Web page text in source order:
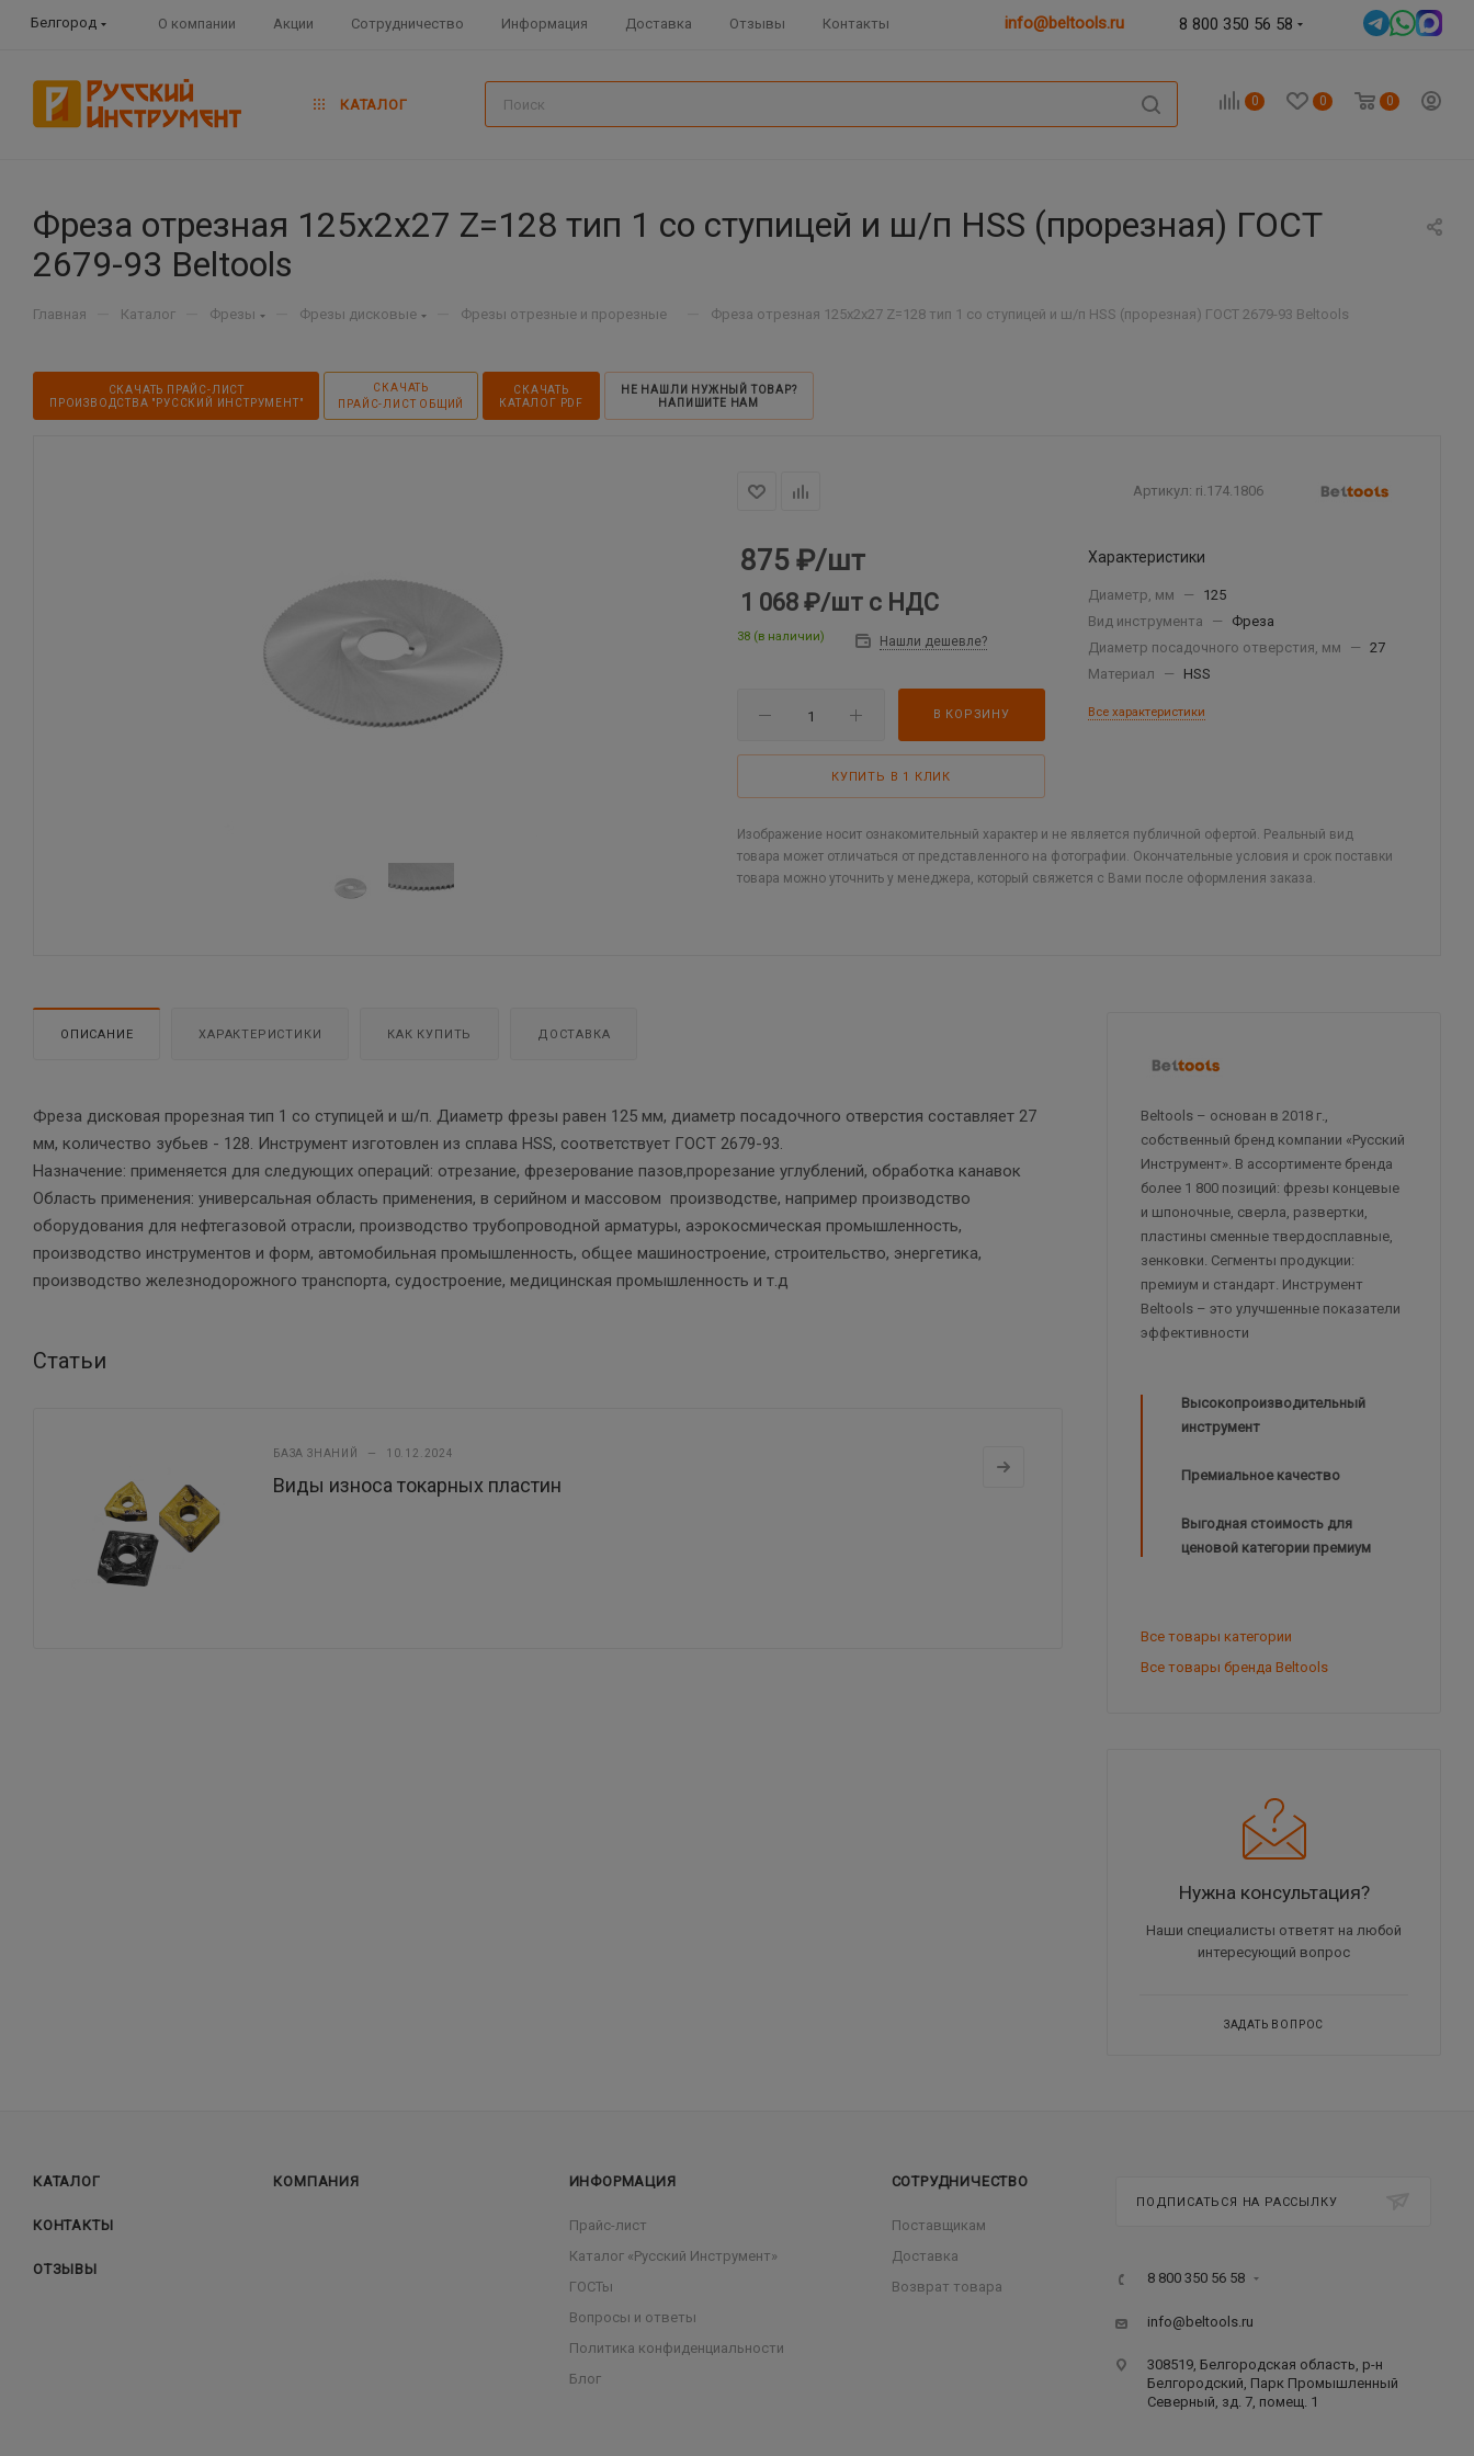
Белгород О компании Акции Сотрудничество Информация Доставка Отзывы Контакты info@beltools.ru 8 800 350 56 58
КАТАЛОГ 0 0 0
Фреза отрезная 125х2х27 Z=128 тип 1 со ступицей и ш/п HSS (прорезная) ГОСТ
2679-93 Beltools
Главная Каталог Фрезы Фрезы дисковые Фрезы отрезные и прорезные Фреза отрезная 125х2х27 Z=128 тип 1 со ступицей и ш/п HSS (прорезная) ГОСТ 2679-93 Beltools
СКАЧАТЬ ПРАЙС-ЛИСТ
ПРОИЗВОДСТВА "РУССКИЙ ИНСТРУМЕНТ"
СКАЧАТЬ
ПРАЙС-ЛИСТ ОБЩИЙ
СКАЧАТЬ
КАТАЛОГ PDF
НЕ НАШЛИ НУЖНЫЙ ТОВАР?
НАПИШИТЕ НАМ
Артикул: ri.174.1806
875 ₽/шт
1 068 ₽/шт с НДС
38 (в наличии) Нашли дешевле?
В КОРЗИНУ
КУПИТЬ В 1 КЛИК
Характеристики
Диаметр, мм —
125
Вид инструмента
—
Фреза
Диаметр посадочного отверстия, мм
— 27
Материал
— HSS
Все характеристики
Изображение носит ознакомительный характер и не является публичной офертой. Реальный вид
товара может отличаться от представленного на фотографии. Окончательные условия и срок поставки
товара можно уточнить у менеджера, который свяжется с Вами после оформления заказа.
ОПИСАНИЕ ХАРАКТЕРИСТИКИ КАК КУПИТЬ ДОСТАВКА
Фреза дисковая прорезная тип 1 со ступицей и ш/п. Диаметр фрезы равен 125 мм, диаметр посадочного отверстия составляет 27
мм, количество зубьев - 128. Инструмент изготовлен из сплава HSS, соответствует ГОСТ 2679-93.
Назначение: применяется для следующих операций: отрезание, фрезерование пазов,прорезание углублений, обработка канавок
Область применения: универсальная область применения, в серийном и массовом производстве, например производство
оборудования для нефтегазовой отрасли, производство трубопроводной арматуры, аэрокосмическая промышленность,
производство инструментов и форм, автомобильная промышленность, общее машиностроение, строительство, энергетика,
производство железнодорожного транспорта, судостроение, медицинская промышленность и т.д
Статьи
БАЗА ЗНАНИЙ — 10.12.2024
Виды износа токарных пластин
Beltools – основан в 2018 г.,
собственный бренд компании «Русский
Инструмент». В ассортименте бренда
более 1 800 позиций: фрезы концевые
и шпоночные, сверла, развертки,
пластины сменные твердосплавные,
зенковки. Сегменты продукции:
премиум и стандарт. Инструмент
Beltools – это улучшенные показатели
эффективности
Высокопроизводительный
инструмент
Премиальное качество
Выгодная стоимость для
ценовой категории премиум
Все товары категории
Все товары бренда Beltools
Нужна консультация?
Наши специалисты ответят на любой
интересующий вопрос
ЗАДАТЬ ВОПРОС
КАТАЛОГ
КОНТАКТЫ
ОТЗЫВЫ
КОМПАНИЯ ИНФОРМАЦИЯ
Прайс-лист
Каталог «Русский Инструмент»
ГОСТы
Вопросы и ответы
Политика конфиденциальности
Блог
СОТРУДНИЧЕСТВО
Поставщикам
Доставка
Возврат товара
ПОДПИСАТЬСЯ НА РАССЫЛКУ
8 800 350 56 58
info@beltools.ru
308519, Белгородская область, р-н
Белгородский, Парк Промышленный
Северный, зд. 7, помещ. 1